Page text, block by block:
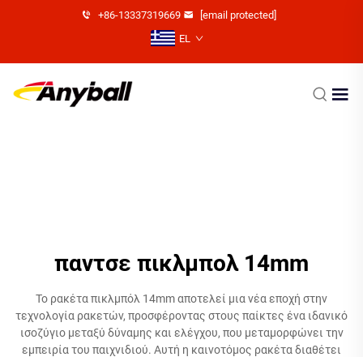
+86-13337319669
[email protected]
EL
παντσε πικλμπολ 14mm
Το ρακέτα πικλμπόλ 14mm αποτελεί μια νέα εποχή στην
τεχνολογία ρακετών, προσφέροντας στους παίκτες ένα ιδανικό
ισοζύγιο μεταξύ δύναμης και ελέγχου, που μεταμορφώνει την
εμπειρία του παιχνιδιού. Αυτή η καινοτόμος ρακέτα διαθέτει